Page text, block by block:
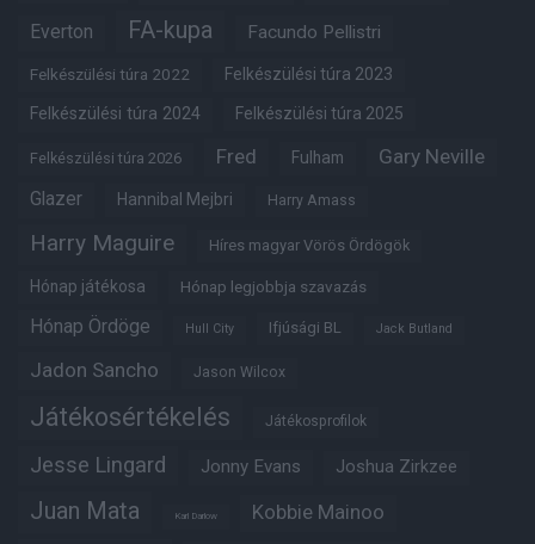
Everton FA-kupa Facundo Pellistri
Felkészülési túra 2022 Felkészülési túra 2023
Felkészülési túra 2024 Felkészülési túra 2025
Felkészülési túra 2026 Fred Fulham Gary Neville
Glazer Hannibal Mejbri Harry Amass
Harry Maguire Híres magyar Vörös Ördögök
Hónap játékosa Hónap legjobbja szavazás
Hónap Ördöge Hull City Ifjúsági BL Jack Butland
Jadon Sancho Jason Wilcox
Játékosértékelés Játékosprofilok
Jesse Lingard Jonny Evans Joshua Zirkzee
Juan Mata Karl Darlow Kobbie Mainoo